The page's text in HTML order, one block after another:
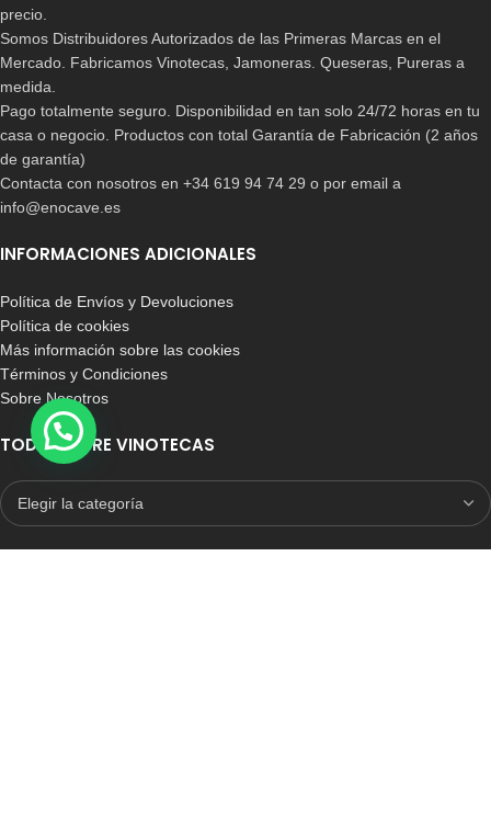
precio.
Somos Distribuidores Autorizados de las Primeras Marcas en el
Mercado. Fabricamos Vinotecas, Jamoneras. Queseras, Pureras a
medida.
Pago totalmente seguro. Disponibilidad en tan solo 24/72 horas en tu
casa o negocio. Productos con total Garantía de Fabricación (2 años
de garantía)
Contacta con nosotros en +34 619 94 74 29 o por email a
info@enocave.es
INFORMACIONES ADICIONALES
Política de Envíos y Devoluciones
Política de cookies
Más información sobre las cookies
Términos y Condiciones
Sobre Nosotros
TODO SOBRE VINOTECAS